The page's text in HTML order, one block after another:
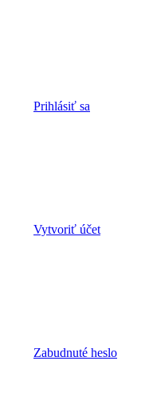
Prihlásiť sa
Vytvoriť účet
Zabudnuté heslo